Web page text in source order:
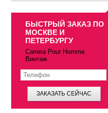
БЫСТРЫЙ ЗАКАЗ ПО
МОСКВЕ И
ПЕТЕРБУРГУ
Carrera Pour Homme
Винтаж
ЗАКАЗАТЬ СЕЙЧАС